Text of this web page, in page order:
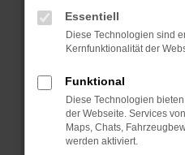
Manche
verhindern.
anderen Browser
Fenster?
Starte dein Gerät neu.
Essentiell
Diese Technologien sind
Kernfunktionalität der
Funktional
Diese Technologien
der Webseite. Services
Maps, Chats,
werden aktiviert.